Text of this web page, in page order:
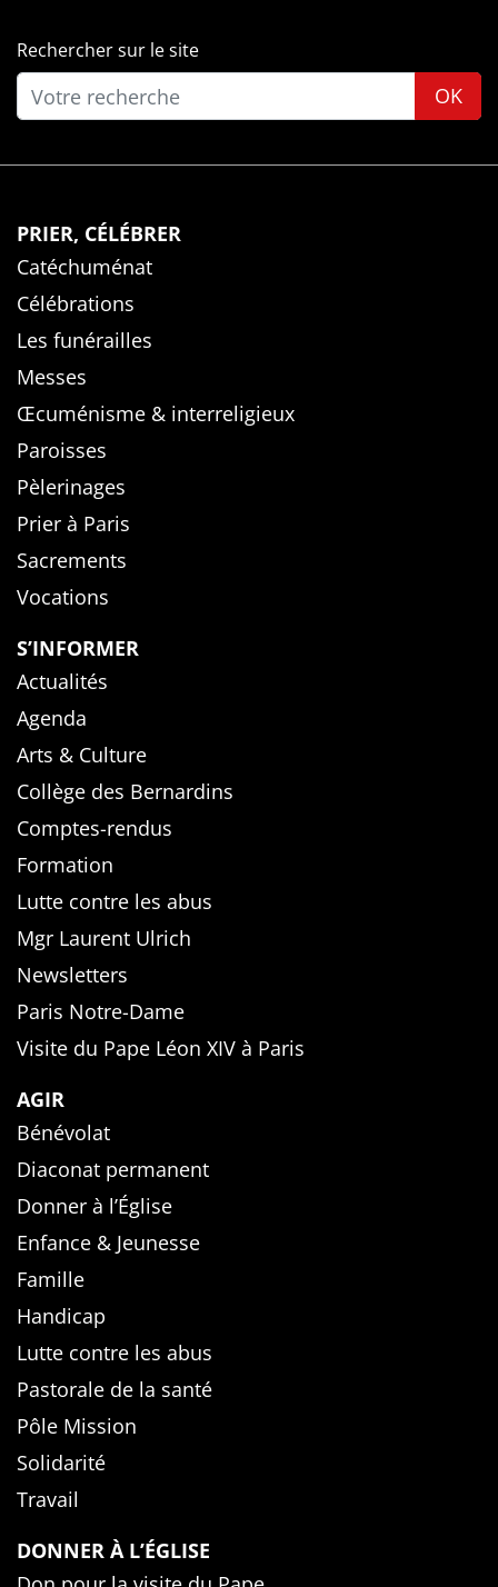
Rechercher sur le site
OK
PRIER, CÉLÉBRER
Catéchuménat
Célébrations
Les funérailles
Messes
Œcuménisme & interreligieux
Paroisses
Pèlerinages
Prier à Paris
Sacrements
Vocations
S’INFORMER
Actualités
Agenda
Arts & Culture
Collège des Bernardins
Comptes-rendus
Formation
Lutte contre les abus
Mgr Laurent Ulrich
Newsletters
Paris Notre-Dame
Visite du Pape Léon XIV à Paris
AGIR
Bénévolat
Diaconat permanent
Donner à l’Église
Enfance & Jeunesse
Famille
Handicap
Lutte contre les abus
Pastorale de la santé
Pôle Mission
Solidarité
Travail
DONNER À L’ÉGLISE